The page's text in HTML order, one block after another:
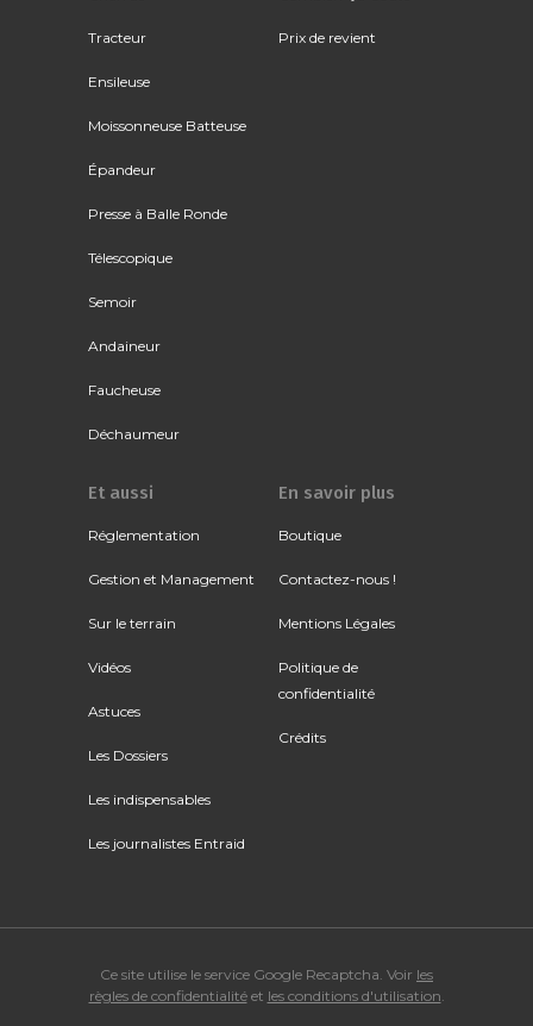
Tracteur
Ensileuse
Moissonneuse Batteuse
Épandeur
Presse à Balle Ronde
Télescopique
Semoir
Andaineur
Faucheuse
Déchaumeur
Prix de revient
Et aussi
Réglementation
Gestion et Management
Sur le terrain
Vidéos
Astuces
Les Dossiers
Les indispensables
Les journalistes Entraid
En savoir plus
Boutique
Contactez-nous !
Mentions Légales
Politique de
confidentialité
Crédits
Ce site utilise le service Google Recaptcha. Voir les
règles de confidentialitéet les conditions d'utilisation.